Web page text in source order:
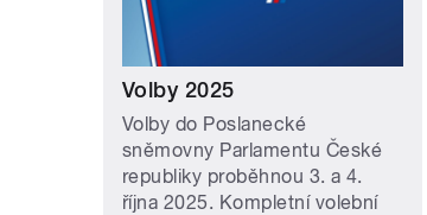
Volby 2025
Volby do Poslanecké
sněmovny Parlamentu České
republiky proběhnou 3. a 4.
října 2025. Kompletní volební